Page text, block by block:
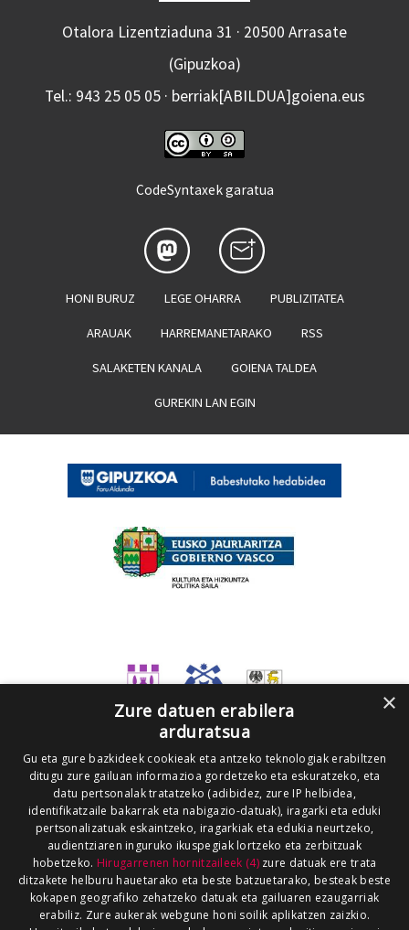
Otalora Lizentziaduna 31 · 20500 Arrasate
(Gipuzkoa)
Tel.: 943 25 05 05 · berriak[ABILDUA]goiena.eus
CodeSyntaxek garatua
HONI BURUZ LEGE OHARRA PUBLIZITATEA
ARAUAK HARREMANETARAKO RSS
SALAKETEN KANALA GOIENA TALDEA
GUREKIN LAN EGIN
×
Zure datuen erabilera
arduratsua
Gu eta gure bazkideek cookieak eta antzeko teknologiak erabiltzen
ditugu zure gailuan informazioa gordetzeko eta eskuratzeko, eta
datu pertsonalak tratatzeko (adibidez, zure IP helbidea,
identifikatzaile bakarrak eta nabigazio-datuak), iragarki eta eduki
pertsonalizatuak eskaintzeko, iragarkiak eta edukia neurtzeko,
audientziaren inguruko ikuspegiak lortzeko eta zerbitzuak
hobetzeko. Hirugarrenen hornitzaileek (4)zure datuak ere trata
ditzakete helburu hauetarako eta beste batzuetarako, besteak beste
kokapen geografiko zehatzeko datuak eta gailuaren ezaugarriak
erabiliz. Zure aukerak webgune honi soilik aplikatzen zaizkio.